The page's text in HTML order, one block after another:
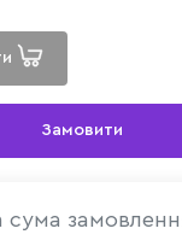
Замовити
сума